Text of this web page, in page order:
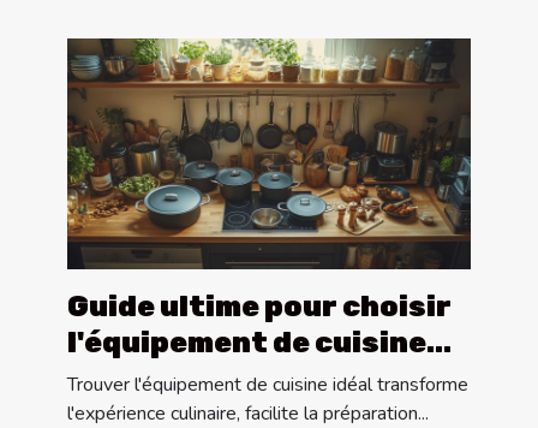
Guide ultime pour choisir
l'équipement de cuisine
idéal
Trouver l'équipement de cuisine idéal transforme
l'expérience culinaire, facilite la préparation...